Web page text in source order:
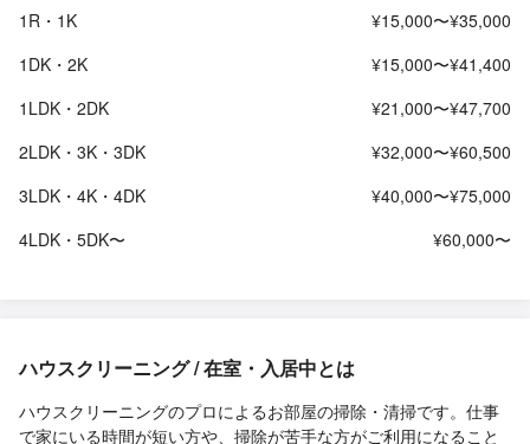
1R・1K
¥15,000〜¥35,000
1DK・2K
¥15,000〜¥41,400
1LDK・2DK
¥21,000〜¥47,700
2LDK・3K・3DK
¥32,000〜¥60,500
3LDK・4K・4DK
¥40,000〜¥75,000
4LDK・5DK〜
¥60,000〜
ハウスクリーニング / 在室・入居中とは
ハウスクリーニングのプロによるお部屋の掃除・清掃です。仕事
で家にいる時間が短い方や、掃除が苦手な方がご利用になること